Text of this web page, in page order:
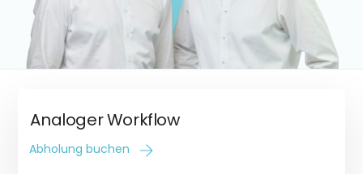
Analoger Workflow
Abholung buchen